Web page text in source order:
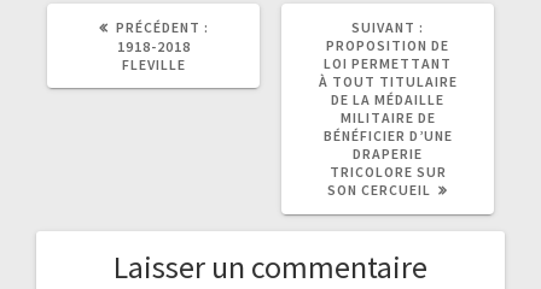
PRÉCÉDENT :
ARTICLE
PRÉCÉDENT
1918-2018
FLEVILLE
SUIVANT :
ARTICLE
PROPOSITION DE
LOI PERMETTANT
À TOUT TITULAIRE
DE LA MÉDAILLE
MILITAIRE DE
BÉNÉFICIER D’UNE
DRAPERIE
TRICOLORE SUR
SON CERCUEIL
Laisser un commentaire